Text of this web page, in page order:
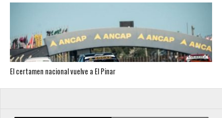
El certamen nacional vuelve a El Pinar